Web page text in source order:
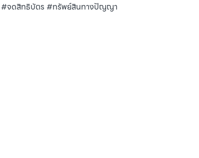
จดสิทธิบัตร #ทรัพย์สินทางปัญญา